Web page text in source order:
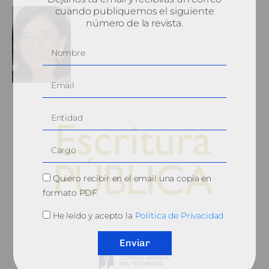
© 2010, Consejo General del Notariado
cuando publiquemos el siguiente
número de la revista.
Quiero recibir en el email una copia en
formato PDF
He leído y acepto la Política de Privacidad
Enviar